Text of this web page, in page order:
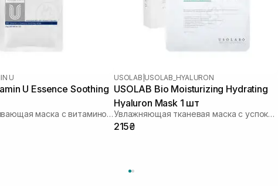
U
U Essence Soothing
Восстанавливающая маска с витамином U
USOLAB USOLAB_HYALURON
USOLAB Bio Moisturizing Hydrating
Hyaluron Mask 1 шт
Увлажняющая тканевая маска с успокаивающим и антивозрастным действием
215₴